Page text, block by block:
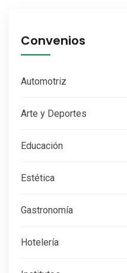
Convenios
Automotriz
Arte y Deportes
Educación
Estética
Gastronomía
Hotelería